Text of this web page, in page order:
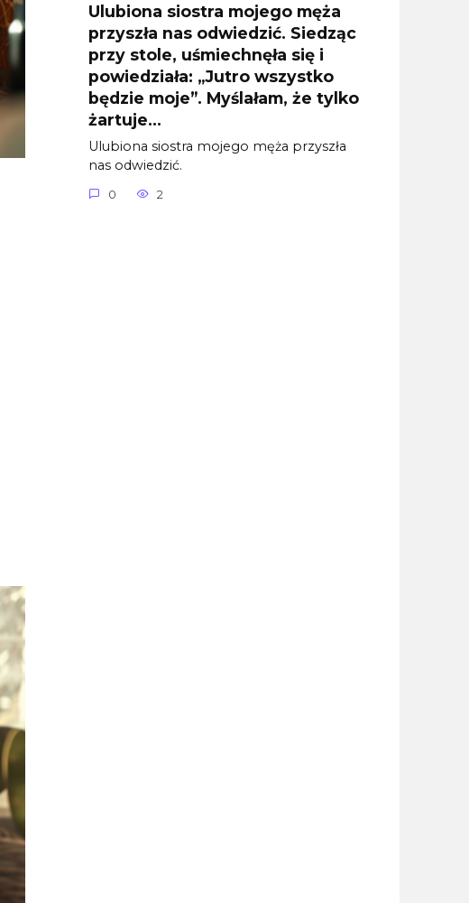
Ulubiona siostra mojego męża
przyszła nas odwiedzić. Siedząc
przy stole, uśmiechnęła się i
powiedziała: „Jutro wszystko
będzie moje”. Myślałam, że tylko
żartuje…
Ulubiona siostra mojego męża przyszła
nas odwiedzić.
0 2